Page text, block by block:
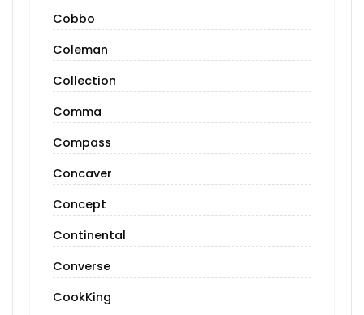
Cobbo
Coleman
Collection
Comma
Compass
Concaver
Concept
Continental
Converse
CookKing